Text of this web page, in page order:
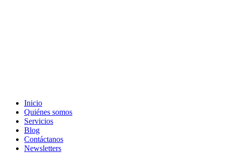
Inicio
Quiénes somos
Servicios
Blog
Contáctanos
Newsletters